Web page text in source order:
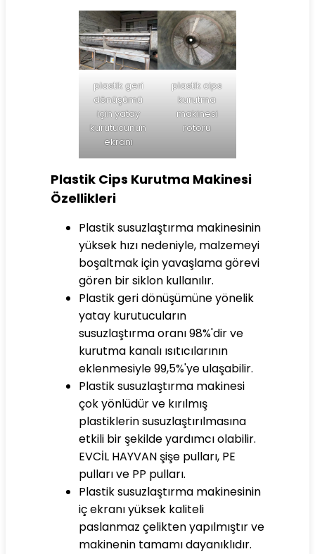
plastik geri
dönüşümü
için yatay
kurutucunun
ekranı
plastik cips
kurutma
makinesi
rotoru
Plastik Cips Kurutma Makinesi
Özellikleri
Plastik susuzlaştırma makinesinin
yüksek hızı nedeniyle, malzemeyi
boşaltmak için yavaşlama görevi
gören bir siklon kullanılır.
Plastik geri dönüşümüne yönelik
yatay kurutucuların
susuzlaştırma oranı 98%'dir ve
kurutma kanalı ısıtıcılarının
eklenmesiyle 99,5%'ye ulaşabilir.
Plastik susuzlaştırma makinesi
çok yönlüdür ve kırılmış
plastiklerin susuzlaştırılmasına
etkili bir şekilde yardımcı olabilir.
EVCİL HAYVANşişe pulları, PE
pulları ve PP pulları.
Plastik susuzlaştırma makinesinin
iç ekranı yüksek kaliteli
paslanmaz çelikten yapılmıştır ve
makinenin tamamı dayanıklıdır.